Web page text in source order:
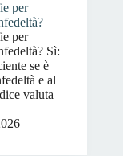
per
per
Sì:
se è
e al
valuta